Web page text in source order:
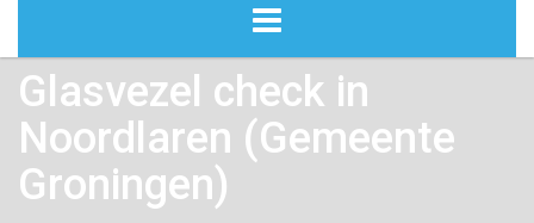
ALLE GLASVEZEL PROVIDERS
GLASVEZEL PROVIDERS
KABEL INTERNET PROVIDERS
Glasvezel check in
Noordlaren (Gemeente
Groningen)